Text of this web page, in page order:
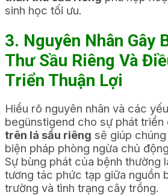
sinh học tối ưu.
3. Nguyên Nhân Gây
Thư Sầu Riêng Và
Triển Thuận Lợi
Hiểu rõ nguyên nhân và các
begünstigend cho sự phát triển
trên lá sầu riêng sẽ giúp
biện pháp phòng ngừa chủ
Sự bùng phát của bệnh thường
tương tác phức tạp giữa nguồn
trường và tình trạng cây trồng.